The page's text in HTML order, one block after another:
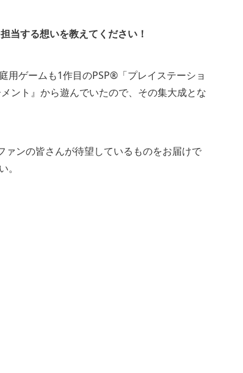
当する想いを教えてください！
用ゲームも1作目のPSP®「プレイステーショ
ント』から遊んでいたので、その集大成とな
ンの皆さんが待望しているものをお届けで